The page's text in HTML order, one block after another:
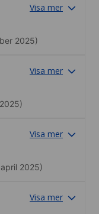
Visa mer
2025)
Visa mer
Visa mer
2025)
Visa mer